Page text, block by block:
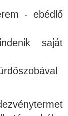
- ebédlő
saját